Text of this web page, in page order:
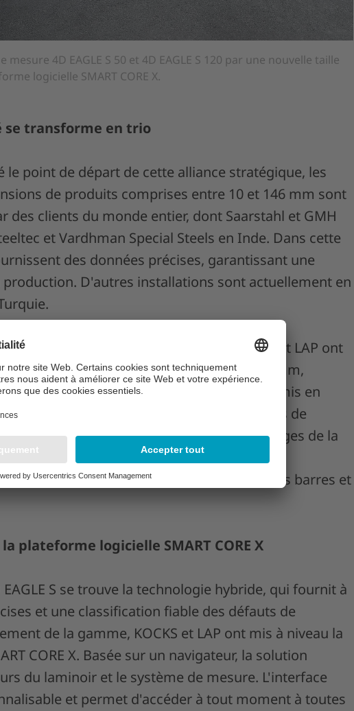
mesure 4D EAGLE S 50 et 4D EAGLE S 120 par une nouvelle taille
logicielle SMART CORE X.
se transforme en trio
le point de départ de cette alliance stratégique, les
de produits comprises entre 10 et 146 mm sont
des clients du monde entier, dont Saarstahl et GMH
et Vardhman Special Steels en Inde. Dans cette
des données précises, garantissant une
D'autres installations sont actuellement en
manière conséquente. En 2025, KOCKS et LAP ont
les applications dans la plage de 4 à 40 mm,
fil. Un tel système sera prochainement mis en
l’avenir, ce duo deviendra un trio. Au cours de
viendra compléter la gamme : les avantages de la
de surface seront alors
plus grandes dans le domaine des barres et
plateforme logicielle SMART CORE X
S se trouve la technologie hybride, qui fournit à
et une classification fiable des défauts de
de la gamme, KOCKS et LAP ont mis à niveau la
CORE X. Basée sur un navigateur, la solution
du laminoir et le système de mesure. L'interface
et permet d'accéder à tout moment à toutes